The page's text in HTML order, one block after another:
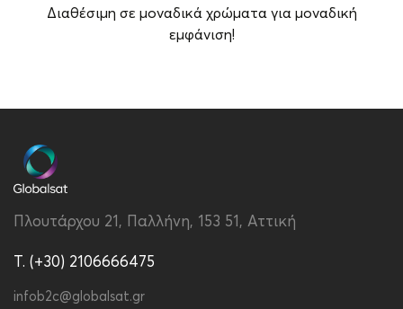
Διαθέσιμη σε μοναδικά χρώματα για μοναδική
εμφάνιση!
Συμβατότητα Samsung Galaxy S24
Τύπος
Υλικό
Χρώμα Κίτρινο
Πλουτάρχου 21, Παλλήνη, 153 51, Αττική
T. (+30) 2106666475
infob2c@globalsat.gr